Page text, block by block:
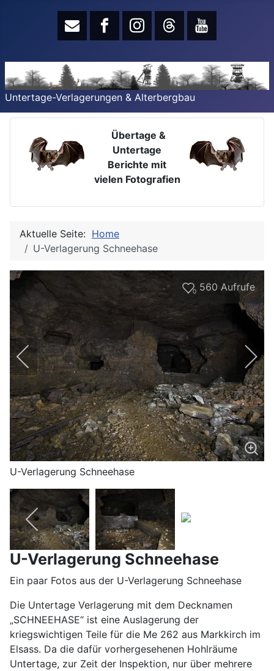
Untertage-Verlagerungen & Alterbergbau
Übertage &
Untertage
Berichte mit
vielen Fotografien
Aktuelle Seite: Home
U-Verlagerung Schneehase
0 560 Aufrufe
U-Verlagerung Schneehase
U-Verlagerung Schneehase
Ein paar Fotos aus der U-Verlagerung Schneehase
Die Untertage Verlagerung mit dem Decknamen
„SCHNEEHASE“ ist eine Auslagerung der
kriegswichtigen Teile für die Me 262 aus Markkirch im
Elsass. Da die dafür vorhergesehenen Hohlräume
Untertage, zur Zeit der Inspektion, nur über mehrere